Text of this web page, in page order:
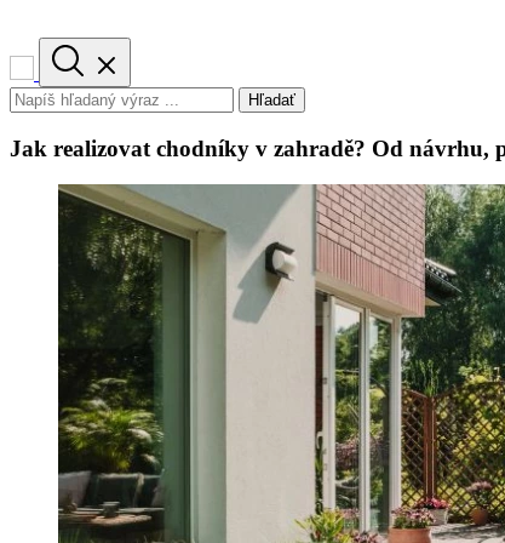
Hľadať
Jak realizovat chodníky v zahradě? Od návrhu,